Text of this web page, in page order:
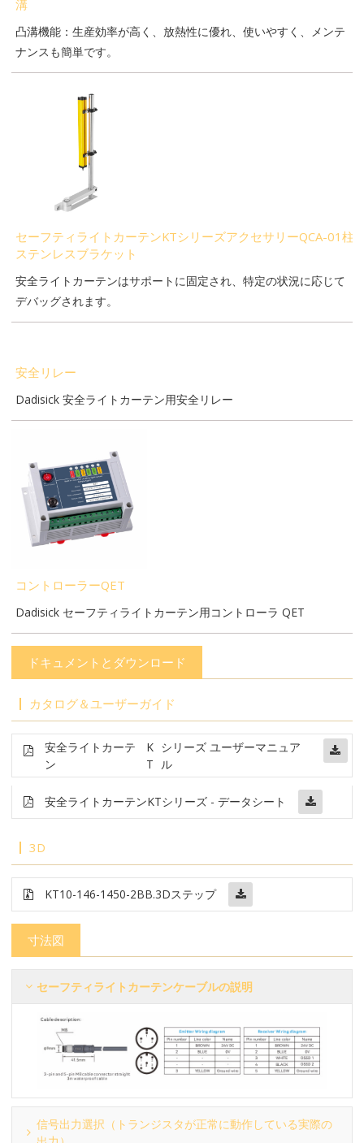
溝
凸溝機能：生産効率が高く、放熱性に優れ、使いやすく、メンテ
ナンスも簡単です。
セーフティライトカーテンKTシリーズアクセサリーQCA-01柱
ステンレスブラケット
安全ライトカーテンはサポートに固定され、特定の状況に応じて
デバッグされます。
安全リレー
Dadisick 安全ライトカーテン用安全リレー
コントローラーQET
Dadisick セーフティライトカーテン用コントローラ QET
ドキュメントとダウンロード
カタログ＆ユーザーガイド
安全ライトカーテ
ン
K
T
シリーズ ユーザーマニュア
ル
安全ライトカーテンKTシリーズ - データシート
3D
KT10-146-1450-2BB.3Dステップ
寸法図
セーフティライトカーテンケーブルの説明
信号出力選択（トランジスタが正常に動作している実際の